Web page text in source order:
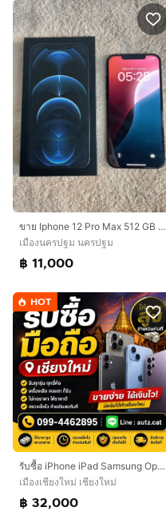
ขาย Iphone 12 Pro Max 512 GB สี Pacific Blue สภาพดี 💙
เมืองนครปฐม นครปฐม
฿ 11,000
HOT
รับซื้อ iPhone iPad Samsung Oppo Vivo
เมืองเชียงใหม่ เชียงใหม่
฿ 32,000